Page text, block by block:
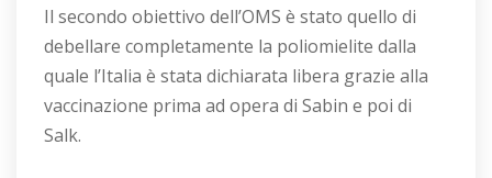
Il secondo obiettivo dell’OMS è stato quello di
debellare completamente la poliomielite dalla
quale l’Italia è stata dichiarata libera grazie alla
vaccinazione prima ad opera di Sabin e poi di
Salk.